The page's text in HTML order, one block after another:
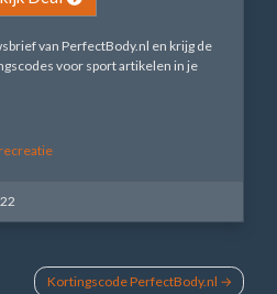
van PerfectBody.nl en krijg de
voor sport artikelen in je
Kortingscode PerfectBody.nl